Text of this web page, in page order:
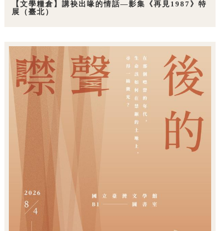
【文學糧倉】講袂出喙的情話—影集《再見1987》特
展（臺北）